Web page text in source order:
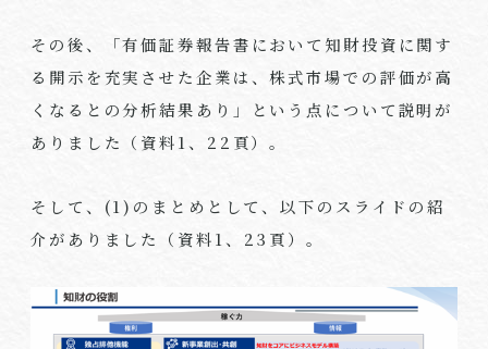
その後、「有価証券報告書において知財投資に関す
る開示を充実させた企業は、株式市場での評価が高
くなるとの分析結果あり」という点について説明が
ありました（資料1、22頁）。
そして、(1)のまとめとして、以下のスライドの紹
介がありました（資料1、23頁）。